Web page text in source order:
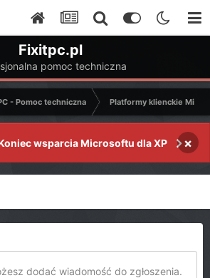
Fixitpc.pl
pomoc techniczna
- Pomoc techniczna Platformy klienckie
wsparcia Microsoftu dla XP ×
dodać wiadomość do zgłoszenia.